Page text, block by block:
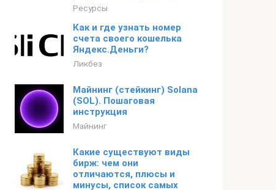
Ресурсы
Как и где узнать номер
счета своего кошелька
Яндекс.Деньги?
Ликбез
Майнинг (стейкинг) Solana
(SOL). Пошаговая
инструкция
Майнинг
Какие существуют виды
бирж: чем они
отличаются, плюсы и
минусы, список самых